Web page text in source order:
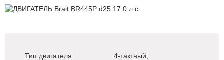
Тип двигателя:
4-тактный,